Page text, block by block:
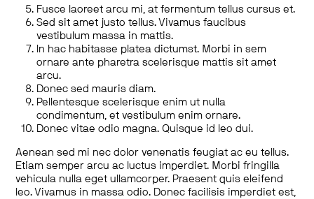
Fusce laoreet arcu mi, at fermentum tellus cursus et.
Sed sit amet justo tellus. Vivamus faucibus
vestibulum massa in mattis.
In hac habitasse platea dictumst. Morbi in sem
ornare ante pharetra scelerisque mattis sit amet
arcu.
Donec sed mauris diam.
Pellentesque scelerisque enim ut nulla
condimentum, et vestibulum enim ornare.
Donec vitae odio magna. Quisque id leo dui.
Aenean sed mi nec dolor venenatis feugiat ac eu tellus.
Etiam semper arcu ac luctus imperdiet. Morbi fringilla
vehicula nulla eget ullamcorper. Praesent quis eleifend
leo. Vivamus in massa odio. Donec facilisis imperdiet est,